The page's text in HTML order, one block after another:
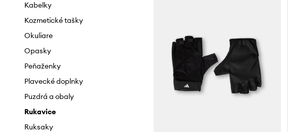
Overaly
Plavky
Ponožky
Rifle
Saká a vesty
Spodná bielizeň
Sukne
Starostlivosť o oblečenie
Súpravy
Lodičky
Trekingová obuv
Papuče
Poltopánky a mokasíny
Snehule
Šľapky a sandále
Tenisky
Sneakers
Športová obuv
Kabelky
Kozmetické tašky
Okuliare
Opasky
Peňaženky
Plavecké doplnky
Puzdrá a obaly
Rukavice
Ruksaky